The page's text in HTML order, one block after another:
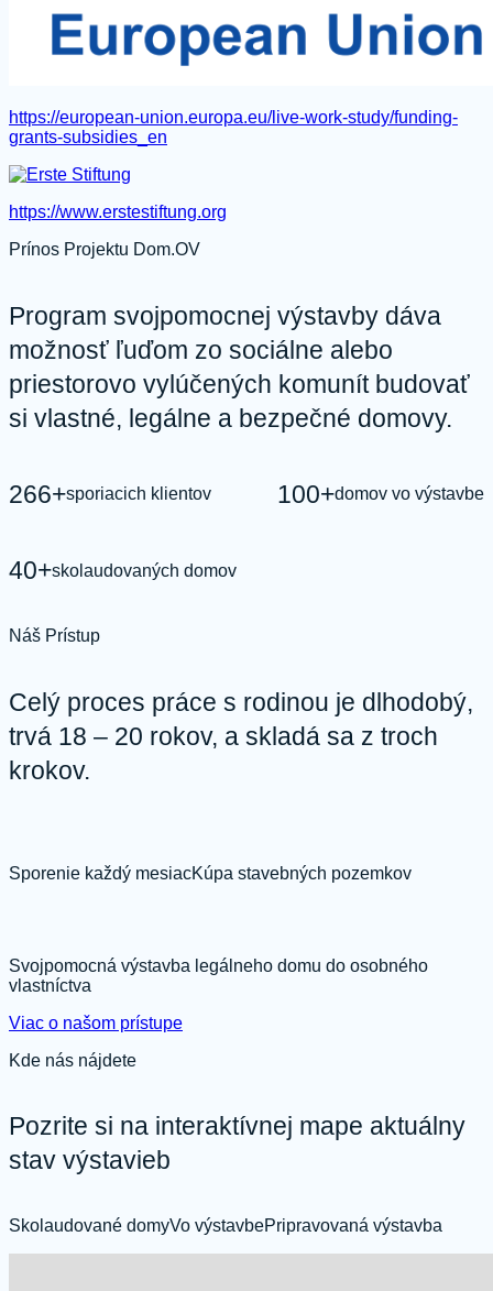
https://european-union.europa.eu/live-work-study/funding-
grants-subsidies_en
https://www.erstestiftung.org
Prínos Projektu Dom.OV
Program svojpomocnej výstavby dáva
možnosť ľuďom zo sociálne alebo
priestorovo vylúčených komunít budovať
si vlastné, legálne a bezpečné domovy.
266+sporiacich klientov 100+domov vo výstavbe
40+skolaudovaných domov
Náš Prístup
Celý proces práce s rodinou je dlhodobý,
trvá 18 – 20 rokov, a skladá sa z troch
krokov.
Sporenie každý mesiacKúpa stavebných pozemkov
Svojpomocná výstavba legálneho domu do osobného
vlastníctva
Viac o našom prístupe
Kde nás nájdete
Pozrite si na interaktívnej mape aktuálny
stav výstavieb
Skolaudované domyVo výstavbePripravovaná výstavba